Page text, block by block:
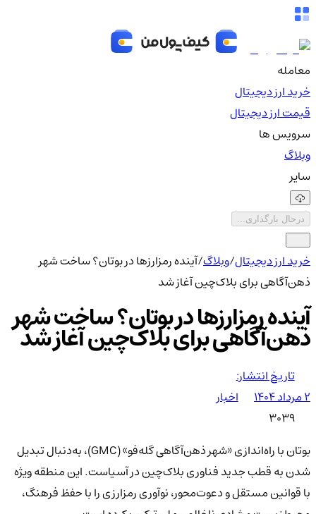
معامله
خرید ارز دیجیتال
قیمت ارز دیجیتال
سرویس ها
وبلاگ
سایر
درحال بارگذاری...
خرید ارز دیجیتال/وبلاگ/آینده رمزارزها در بوتان؟ ساخت شهر
ذهن‌آگاهی برای بلاک‌چین آغاز شد
آینده رمزارزها در بوتان؟ ساخت شهر
ذهن‌آگاهی برای بلاک‌چین آغاز شد
تاریخ انتشار:
۲ مرداد ۱۴۰۴
اخبار
3039
بوتان با راه‌اندازی «شهر ذهن‌آگاهی گله‌فو» (GMC)، به‌دنبال تبدیل
شدن به قطب جدید فناوری بلاک‌چین در آسیاست. این منطقه ویژه
با قوانین مستقل و دعوت‌محور، نوآوری رمزارزی را با حفظ فرهنگ،